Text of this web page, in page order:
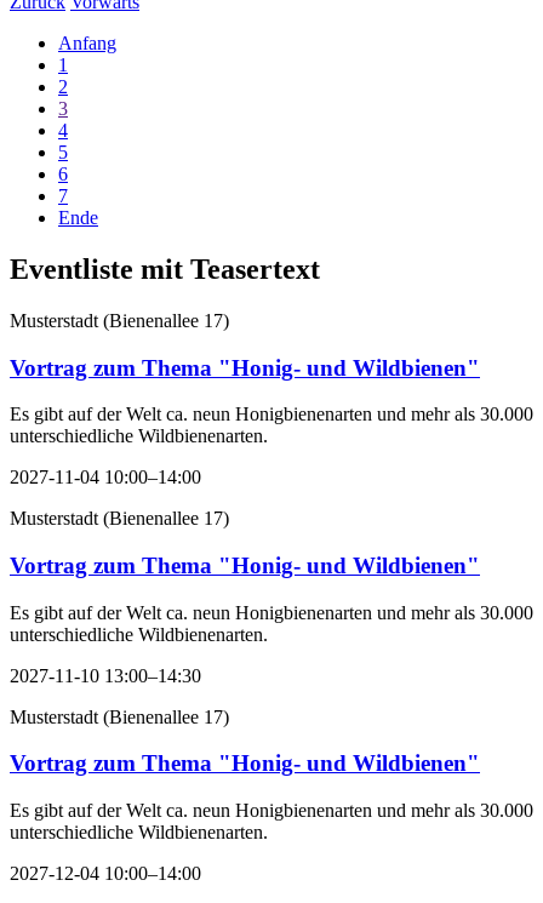
Anfang
1
2
3
4
5
6
7
Ende
Eventliste mit Teasertext
Musterstadt (Bienenallee 17)
Vortrag zum Thema "Honig- und Wildbienen"
Es gibt auf der Welt ca. neun Honigbienenarten und mehr als 30.000
unterschiedliche Wildbienenarten.
2027-11-04 10:00–14:00
Musterstadt (Bienenallee 17)
Vortrag zum Thema "Honig- und Wildbienen"
Es gibt auf der Welt ca. neun Honigbienenarten und mehr als 30.000
unterschiedliche Wildbienenarten.
2027-11-10 13:00–14:30
Musterstadt (Bienenallee 17)
Vortrag zum Thema "Honig- und Wildbienen"
Es gibt auf der Welt ca. neun Honigbienenarten und mehr als 30.000
unterschiedliche Wildbienenarten.
2027-12-04 10:00–14:00